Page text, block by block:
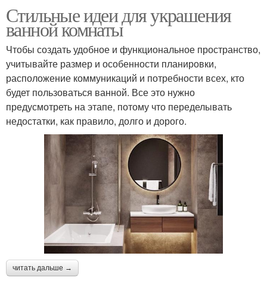
Стильные идеи для украшения
ванной комнаты
Чтобы создать удобное и функциональное пространство,
учитывайте размер и особенности планировки,
расположение коммуникаций и потребности всех, кто
будет пользоваться ванной. Все это нужно
предусмотреть на этапе, потому что переделывать
недостатки, как правило, долго и дорого.
читать дальше →